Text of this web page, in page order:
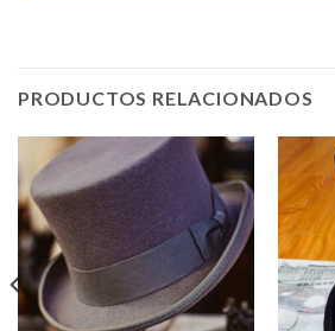
PRODUCTOS RELACIONADOS